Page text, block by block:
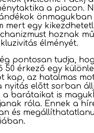
a piacon.
mert egy
hoznak
élményét.
pontosan tudja,
50 érkező egy
kap, az hatalmas
nyitás előtt sorban
a barátaikat is
róla. Ennek a
és